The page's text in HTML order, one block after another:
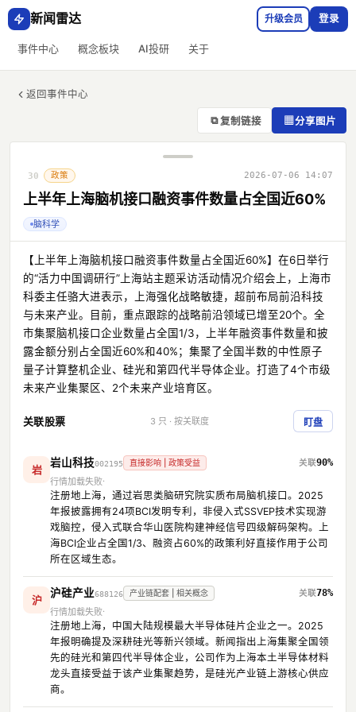
新闻雷达
事件中心 概念板块 AI投研 关于
升级会员 登录
返回事件中心
⧉ 复制链接 ▦分享图片
30 政策 2026-07-06 14:07
上半年上海脑机接口融资事件数量占全国近60%
脑科学
【上半年上海脑机接口融资事件数量占全国近60%】在6日举行
的“活力中国调研行”上海站主题采访活动情况介绍会上，上海市
科委主任骆大进表示，上海强化战略敏捷，超前布局前沿科技
与未来产业。目前，重点跟踪的战略前沿领域已增至20个。全
市集聚脑机接口企业数量占全国1/3，上半年融资事件数量和披
露金额分别占全国近60%和40%；集聚了全国半数的中性原子
量子计算整机企业、硅光和第四代半导体企业。打造了4个市级
未来产业集聚区、2个未来产业培育区。
关联股票 3 只 · 按关联度 盯盘
岩
岩山科技002195 直接影响 | 政策受益
90%
行情加载失败
注册地上海，通过岩思类脑研究院实质布局脑机接口。2025
年报披露拥有24项BCI发明专利，非侵入式SSVEP技术实现游
戏脑控，侵入式联合华山医院构建神经信号四级解码架构。上
海BCI企业占全国1/3、融资占60%的政策利好直接作用于公司
所在区域生态。
沪
沪硅产业688126 产业链配套 | 相关概念
78%
行情加载失败
注册地上海，中国大陆规模最大半导体硅片企业之一。2025
年报明确提及深耕硅光等新兴领域。新闻指出上海集聚全国领
先的硅光和第四代半导体企业，公司作为上海本土半导体材料
龙头直接受益于该产业集聚趋势，是硅光产业链上游核心供应
商。